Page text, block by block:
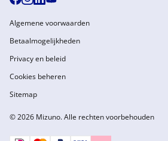
© 2026 Mizuno. Alle rechten voorbehouden
Algemene voorwaarden
Betaalmogelijkheden
Privacy en beleid
Cookies beheren
Sitemap